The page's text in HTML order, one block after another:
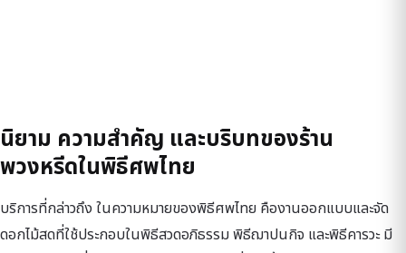
นิยาม ความสำคัญ และบริบทของร้าน
พวงหรีดในพิธีศพไทย
บริการที่กล่าวถึง ในความหมายของพิธีศพไทย คืองานออกแบบและจัด
ดอกไม้สดที่ใช้ประกอบในพิธีสวดอภิธรรม พิธีฌาปนกิจ และพิธีคารวะ มี